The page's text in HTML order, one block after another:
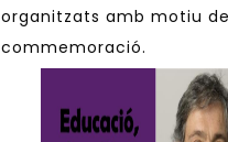
organitzats amb motiu
commemoració.